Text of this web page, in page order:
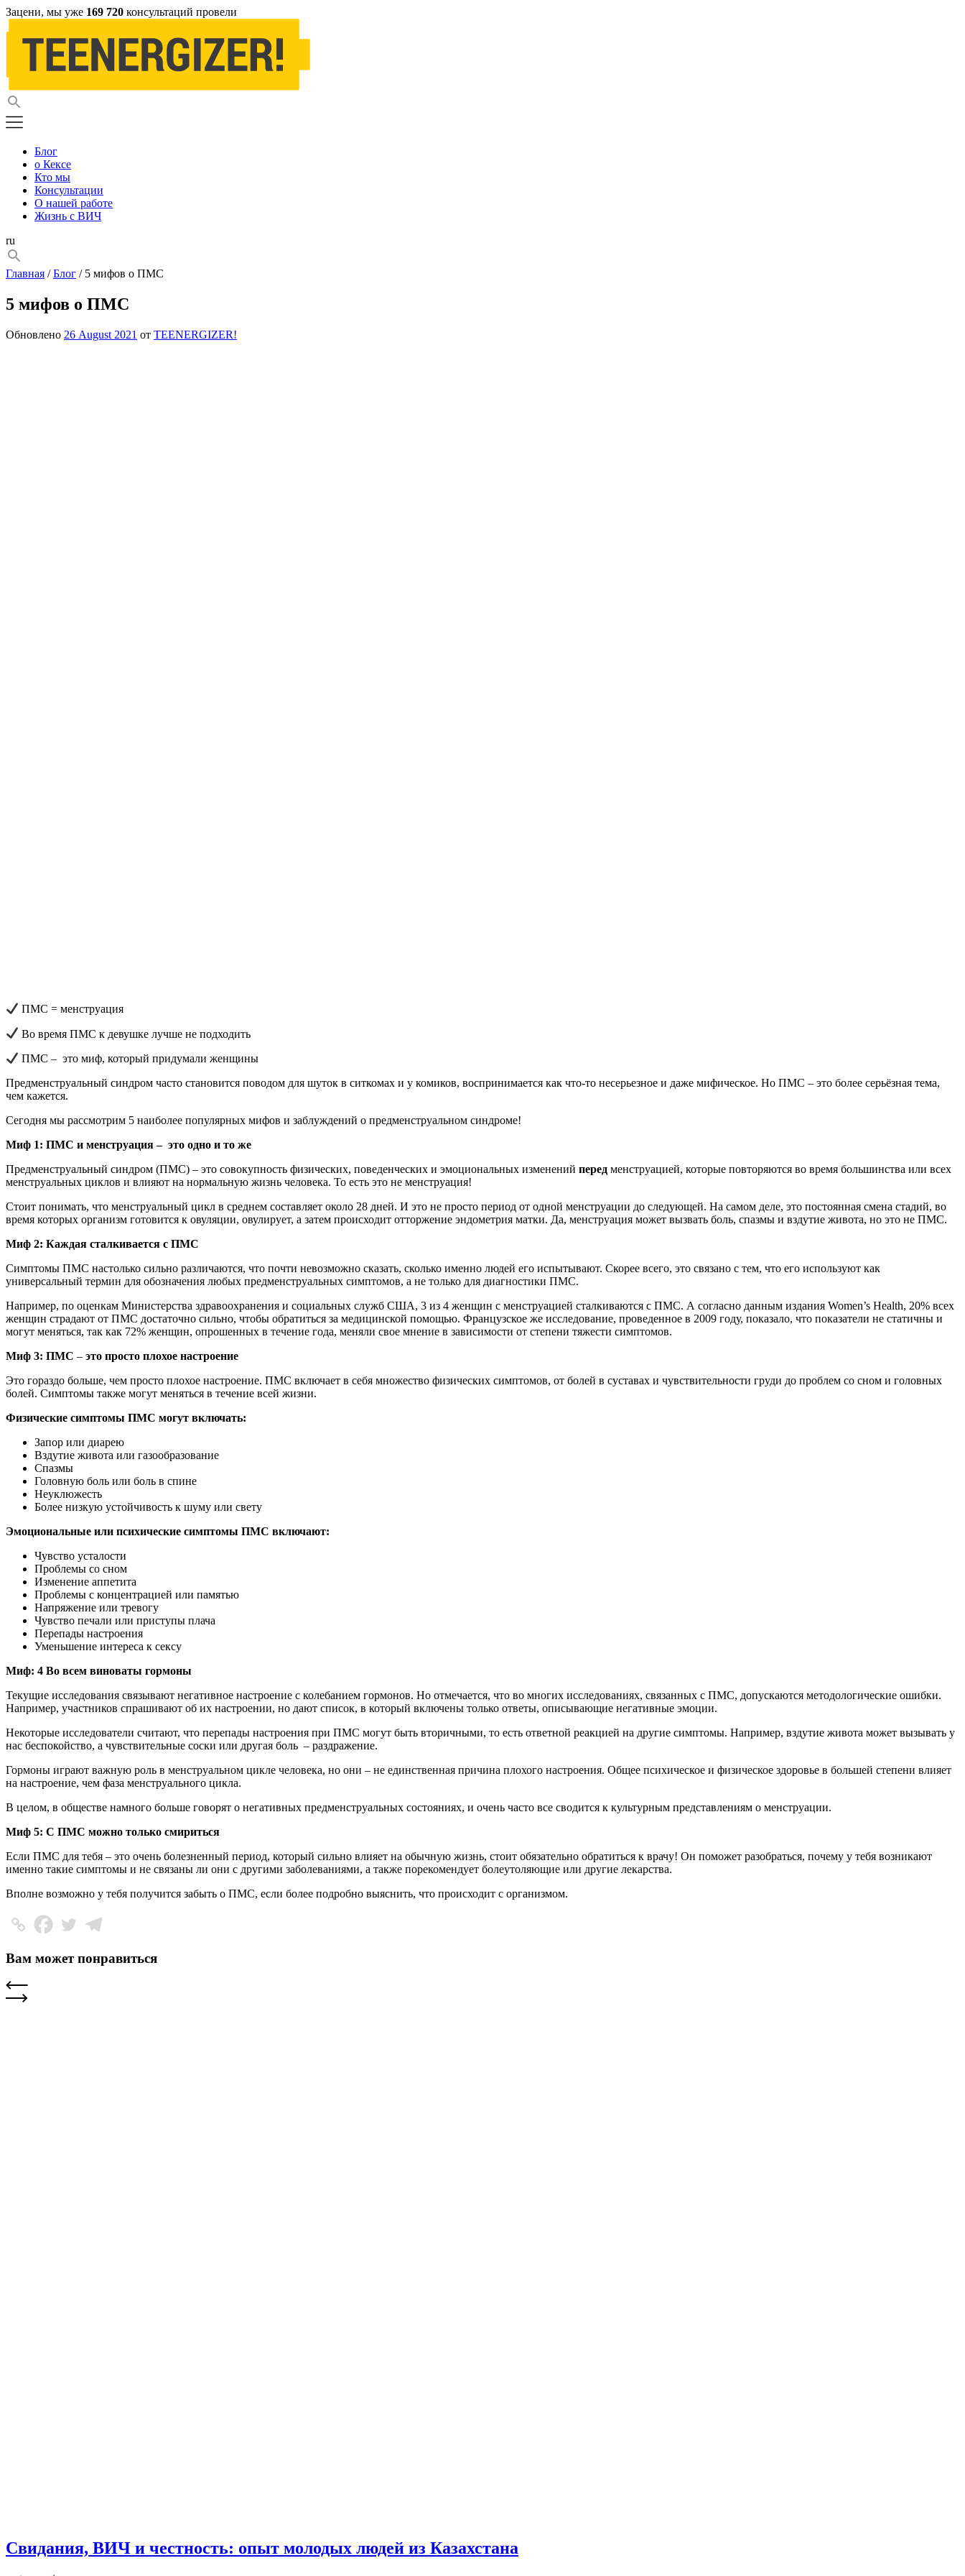
Зацени, мы уже 169 720 консультаций провели
Блог
о Кексе
Кто мы
Консультации
О нашей работе
Жизнь с ВИЧ
ru
Главная /Блог / 5 мифов о ПМС
5 мифов о ПМС
Обновлено 26 August 2021 от TEENERGIZER!
ПМС = менструация
Во время ПМС к девушке лучше не подходить
ПМС – это миф, который придумали женщины
Предменструальный синдром часто становится поводом для шуток в ситкомах и у комиков, воспринимается как что-то несерьезное и даже мифическое. Но ПМС – это более серьёзная тема,
чем кажется.
Сегодня мы рассмотрим 5 наиболее популярных мифов и заблуждений о предменструальном синдроме!
Миф 1: ПМС и менструация – это одно и то же
Предменструальный синдром (ПМС) – это совокупность физических, поведенческих и эмоциональных изменений перед менструацией, которые повторяются во время большинства или всех
менструальных циклов и влияют на нормальную жизнь человека. То есть это не менструация!
Стоит понимать, что менструальный цикл в среднем составляет около 28 дней. И это не просто период от одной менструации до следующей. На самом деле, это постоянная смена стадий, во
время которых организм готовится к овуляции, овулирует, а затем происходит отторжение эндометрия матки. Да, менструация может вызвать боль, спазмы и вздутие живота, но это не ПМС.
Миф 2: Каждая сталкивается с ПМС
Симптомы ПМС настолько сильно различаются, что почти невозможно сказать, сколько именно людей его испытывают. Скорее всего, это связано с тем, что его используют как
универсальный термин для обозначения любых предменструальных симптомов, а не только для диагностики ПМС.
Например, по оценкам Министерства здравоохранения и социальных служб США, 3 из 4 женщин с менструацией сталкиваются с ПМС. А согласно данным издания Women’s Health, 20% всех
женщин страдают от ПМС достаточно сильно, чтобы обратиться за медицинской помощью. Французское же исследование, проведенное в 2009 году, показало, что показатели не статичны и
могут меняться, так как 72% женщин, опрошенных в течение года, меняли свое мнение в зависимости от степени тяжести симптомов.
Миф 3: ПМС – это просто плохое настроение
Это гораздо больше, чем просто плохое настроение. ПМС включает в себя множество физических симптомов, от болей в суставах и чувствительности груди до проблем со сном и головных
болей. Симптомы также могут меняться в течение всей жизни.
Физические симптомы ПМС могут включать:
Запор или диарею
Вздутие живота или газообразование
Спазмы
Головную боль или боль в спине
Неуклюжесть
Более низкую устойчивость к шуму или свету
Эмоциональные или психические симптомы ПМС включают:
Чувство усталости
Проблемы со сном
Изменение аппетита
Проблемы с концентрацией или памятью
Напряжение или тревогу
Чувство печали или приступы плача
Перепады настроения
Уменьшение интереса к сексу
Миф: 4 Во всем виноваты гормоны
Текущие исследования связывают негативное настроение с колебанием гормонов. Но отмечается, что во многих исследованиях, связанных с ПМС, допускаются методологические ошибки.
Например, участников спрашивают об их настроении, но дают список, в который включены только ответы, описывающие негативные эмоции.
Некоторые исследователи считают, что перепады настроения при ПМС могут быть вторичными, то есть ответной реакцией на другие симптомы. Например, вздутие живота может вызывать у
нас беспокойство, а чувствительные соски или другая боль – раздражение.
Гормоны играют важную роль в менструальном цикле человека, но они – не единственная причина плохого настроения. Общее психическое и физическое здоровье в большей степени влияет
на настроение, чем фаза менструального цикла.
В целом, в обществе намного больше говорят о негативных предменструальных состояниях, и очень часто все сводится к культурным представлениям о менструации.
Миф 5: С ПМС можно только смириться
Если ПМС для тебя – это очень болезненный период, который сильно влияет на обычную жизнь, стоит обязательно обратиться к врачу! Он поможет разобраться, почему у тебя возникают
именно такие симптомы и не связаны ли они с другими заболеваниями, а также порекомендует болеутоляющие или другие лекарства.
Вполне возможно у тебя получится забыть о ПМС, если более подробно выяснить, что происходит с организмом.
Вам может понравиться
Свидания, ВИЧ и честность: опыт молодых людей из Казахстана